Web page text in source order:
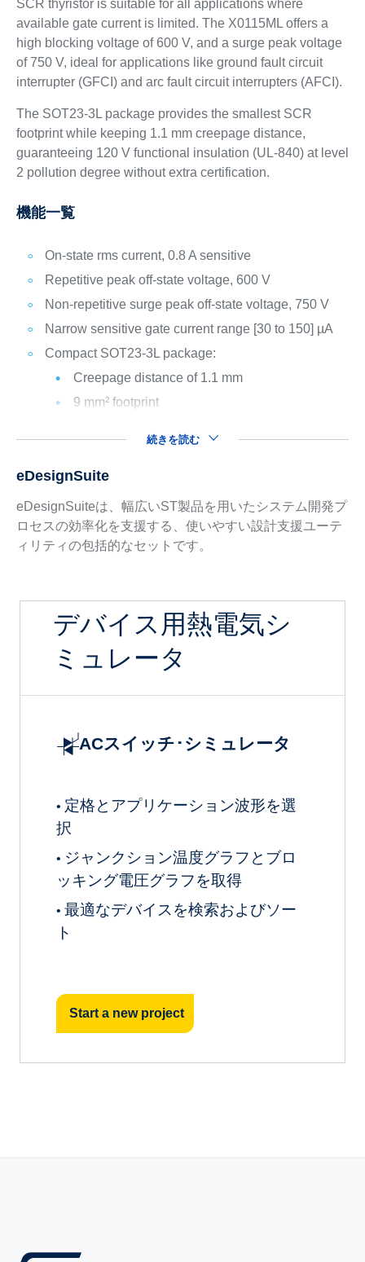
SCR thyristor is suitable for all applications where
available gate current is limited. The X0115ML offers a
high blocking voltage of 600 V, and a surge peak voltage
of 750 V, ideal for applications like ground fault circuit
interrupter (GFCI) and arc fault circuit interrupters (AFCI).
The SOT23-3L package provides the smallest SCR
footprint while keeping 1.1 mm creepage distance,
guaranteeing 120 V functional insulation (UL-840) at level
2 pollution degree without extra certification.
機能一覧
On-state rms current, 0.8 A sensitive
Repetitive peak off-state voltage, 600 V
Non-repetitive surge peak off-state voltage, 750 V
Narrow sensitive gate current range [30 to 150] µA
Compact SOT23-3L package:
Creepage distance of 1.1 mm
9 mm² footprint
続きを読む
eDesignSuite
eDesignSuiteは、幅広いST製品を用いたシステム開発プ
ロセスの効率化を支援する、使いやすい設計支援ユーテ
ィリティの包括的なセットです。
デバイス用熱電気シ
ミュレータ
ACスイッチ･シミュレータ
• 定格とアプリケーション波形を選
択
• ジャンクション温度グラフとブロ
ッキング電圧グラフを取得
• 最適なデバイスを検索およびソー
ト
Start a new project